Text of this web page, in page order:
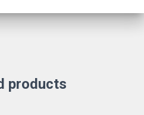
products